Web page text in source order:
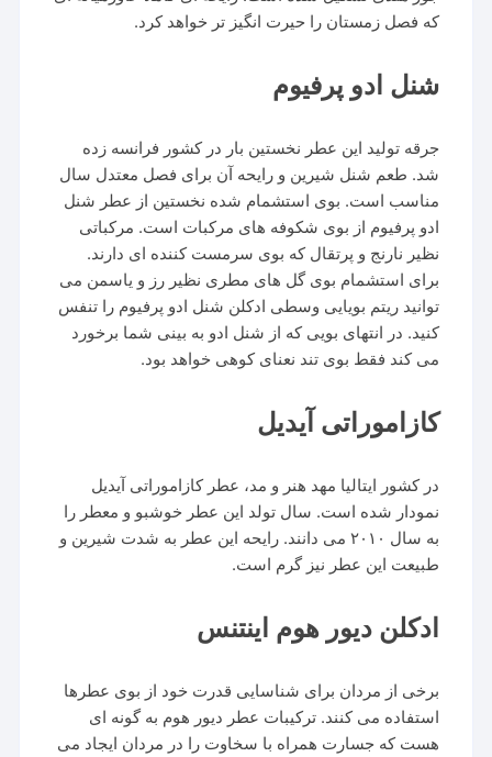
که فصل زمستان را حیرت انگیز تر خواهد کرد.
شنل ادو پرفیوم
جرقه تولید این عطر نخستین بار در کشور فرانسه زده
شد. طعم شنل شیرین و رایحه آن برای فصل معتدل سال
مناسب است. بوی استشمام شده نخستین از عطر شنل
ادو پرفیوم از بوی شکوفه های مرکبات است. مرکباتی
نظیر نارنج و پرتقال که بوی سرمست کننده ای دارند.
برای استشمام بوی گل های مطری نظیر رز و یاسمن می
توانید ریتم بویایی وسطی ادکلن شنل ادو پرفیوم را تنفس
کنید. در انتهای بویی که از شنل ادو به بینی شما برخورد
می کند فقط بوی تند نعنای کوهی خواهد بود.
کازاموراتی آیدیل
در کشور ایتالیا مهد هنر و مد، عطر کازاموراتی آیدیل
نمودار شده است. سال تولد این عطر خوشبو و معطر را
به سال ۲۰۱۰ می دانند. رایحه این عطر به شدت شیرین و
طبیعت این عطر نیز گرم است.
ادکلن دیور هوم اینتنس
برخی از مردان برای شناسایی قدرت خود از بوی عطرها
استفاده می کنند. ترکیبات عطر دیور هوم به گونه ای
هست که جسارت همراه با سخاوت را در مردان ایجاد می